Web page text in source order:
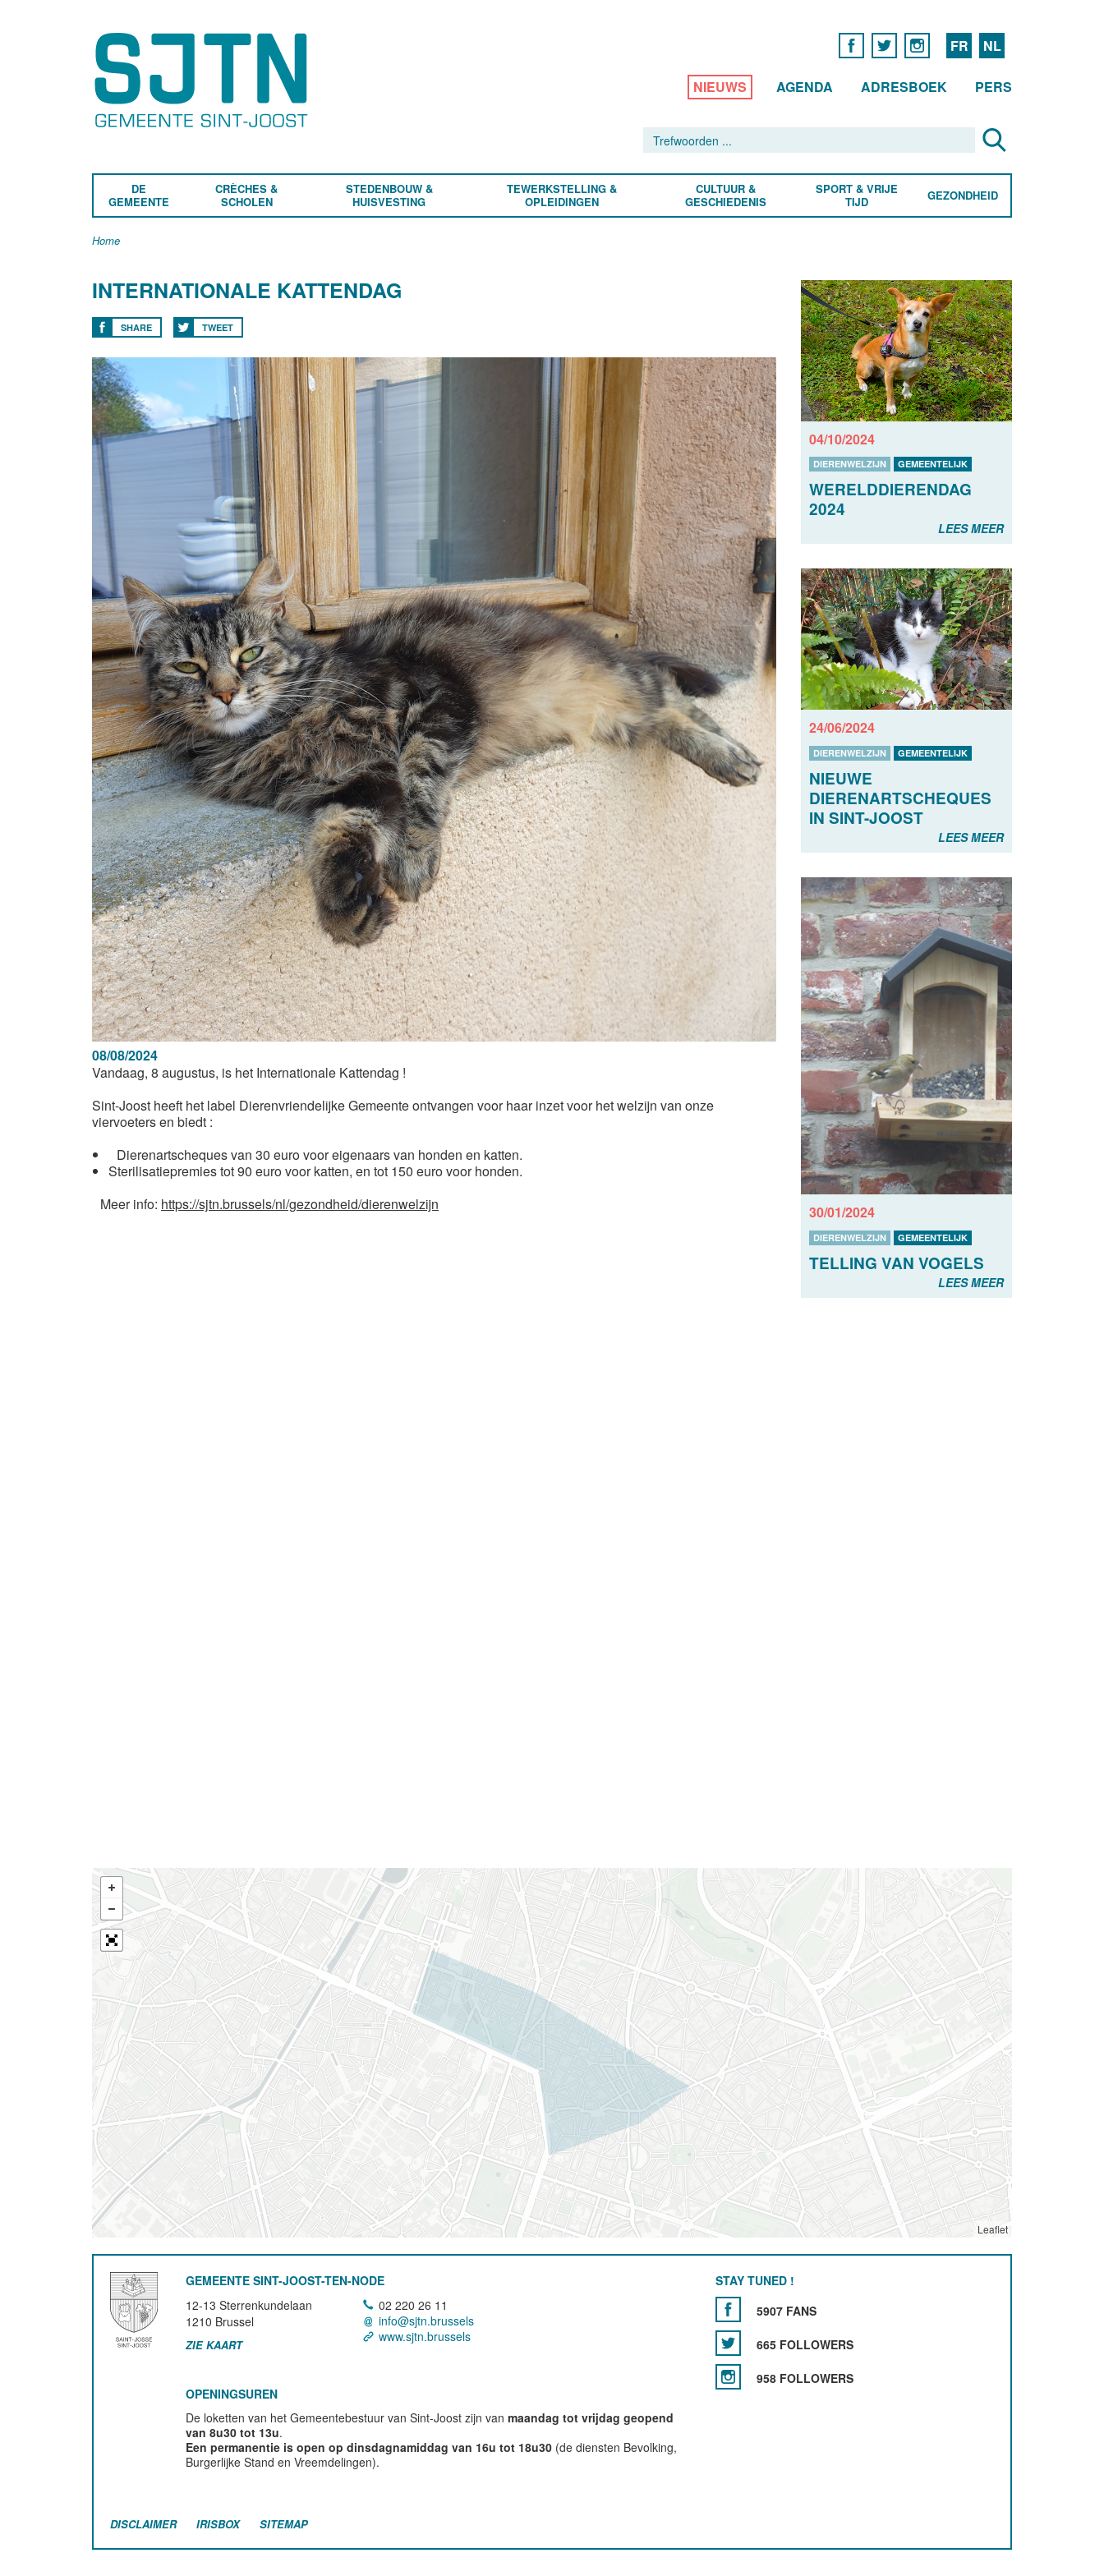
FR NL
NIEUWS AGENDA ADRESBOEK PERS
DE
GEMEENTE
CRÈCHES &
SCHOLEN
STEDENBOUW &
HUISVESTING
TEWERKSTELLING &
OPLEIDINGEN
CULTUUR &
GESCHIEDENIS
SPORT & VRIJE
TIJD
GEZONDHEID
Home
INTERNATIONALE KATTENDAG
SHARE TWEET
08/08/2024
Vandaag, 8 augustus, is het Internationale Kattendag !
Sint-Joost heeft het label Dierenvriendelijke Gemeente ontvangen voor haar inzet voor het welzijn van onze
viervoeters en biedt :
Dierenartscheques van 30 euro voor eigenaars van honden en katten.
Sterilisatiepremies tot 90 euro voor katten, en tot 150 euro voor honden.
Meer info: https://sjtn.brussels/nl/gezondheid/dierenwelzijn
04/10/2024
DIERENWELZIJN GEMEENTELIJK
WERELDDIERENDAG
2024
LEES MEER
24/06/2024
DIERENWELZIJN GEMEENTELIJK
NIEUWE
DIERENARTSCHEQUES
IN SINT-JOOST
LEES MEER
30/01/2024
DIERENWELZIJN GEMEENTELIJK
TELLING VAN VOGELS
LEES MEER
Leaflet
GEMEENTE SINT-JOOST-TEN-NODE
12-13 Sterrenkundelaan
1210 Brussel
ZIE KAART
02 220 26 11
info@sjtn.brussels
www.sjtn.brussels
OPENINGSUREN
De loketten van het Gemeentebestuur van Sint-Joost zijn vanmaandag tot vrijdag geopend
van 8u30 tot 13u.
Een permanentie is open op dinsdagnamiddag van 16u tot 18u30 (de diensten Bevolking,
Burgerlijke Stand en Vreemdelingen).
STAY TUNED !
5907 FANS
665 FOLLOWERS
958 FOLLOWERS
DISCLAIMER IRISBOX SITEMAP